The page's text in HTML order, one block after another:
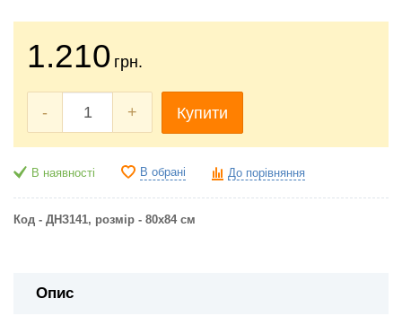
1.210 грн.
- + Купити
В наявності В обрані До порівняння
Код - ДНЗ141, розмір - 80х84 см
Опис